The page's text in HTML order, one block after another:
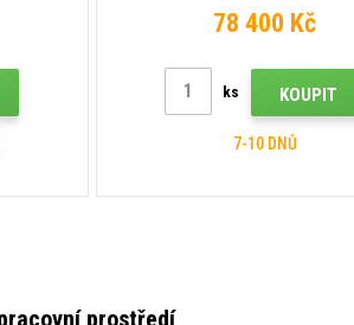
Fi), 4G, SSD, Win. 11 Pro
78 400 Kč
ks KOUPIT
7-10 DNŮ
prostředí